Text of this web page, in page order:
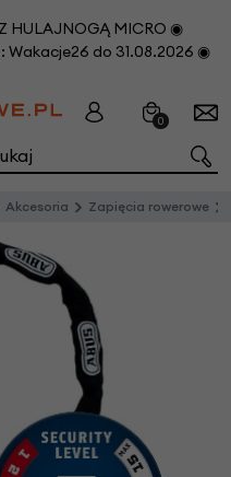
HULAJNOGĄ MICRO ◉
Wakacje26 do 31.08.2026 ◉
0
Akcesoria Zapięcia rowerowe